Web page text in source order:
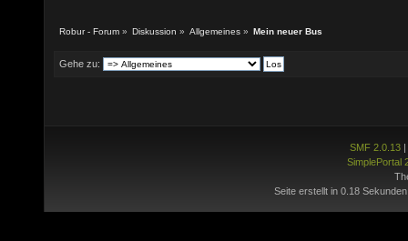
Robur - Forum » Diskussion » Allgemeines » Mein neuer Bus
Gehe zu:
SMF 2.0.13|
SimplePortal
Seite erstellt in 0.18